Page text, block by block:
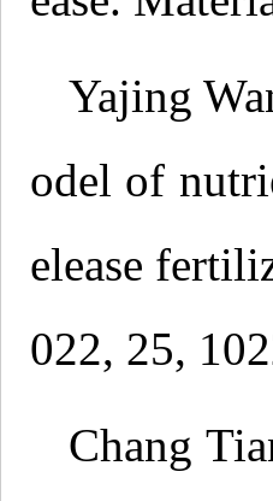
Yajing
odel of
elease
022, 25,
Chang